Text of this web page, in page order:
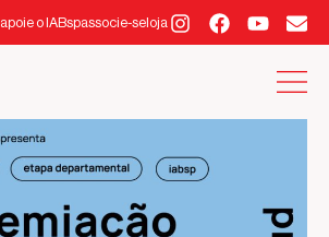
apoie o IABspassocie-seloja